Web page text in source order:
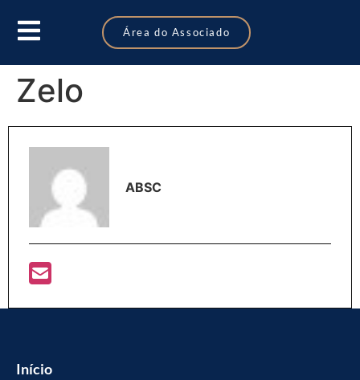
Área do Associado
Zelo
ABSC
Início